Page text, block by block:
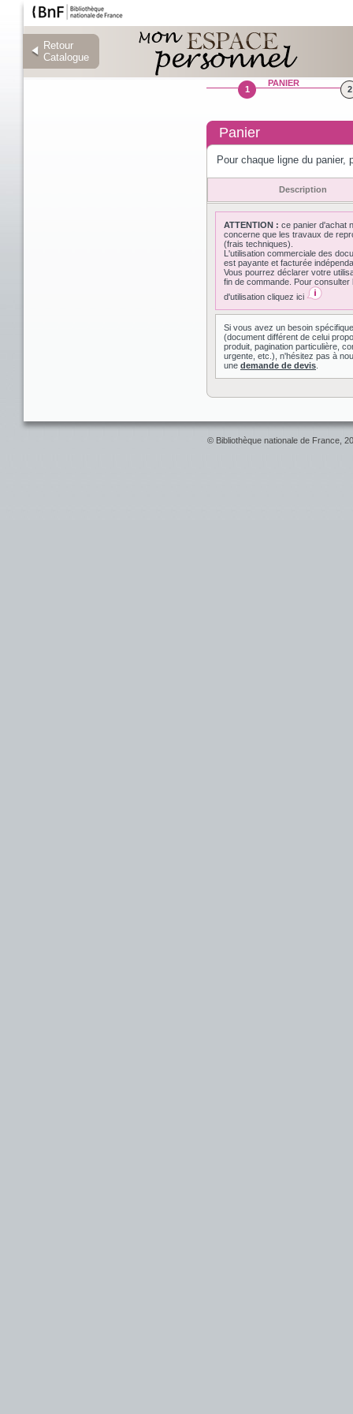
Retour
Catalogue
Retour
Catalogue
1
PANIER
2
Panier
Pour chaque ligne du
Description
ATTENTION : ce panier d'achat
concerne que les travaux de
(frais techniques).
L'utilisation commerciale des
est payante et facturée
Vous pourrez déclarer votre
fin de commande. Pour consulter
d'utilisation cliquez ici
Si vous avez un besoin spécifique
(document différent de celui
produit, pagination particulière,
urgente, etc.), n'hésitez pas à
une demande de devis
© Bibliothèque nationale de France,